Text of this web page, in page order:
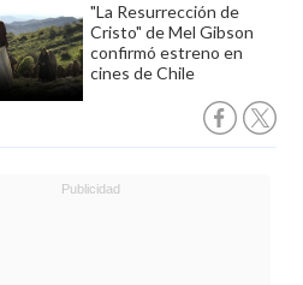
"La Resurrección de
Cristo" de Mel Gibson
confirmó estreno en
cines de Chile